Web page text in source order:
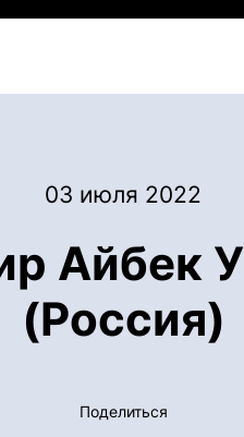
03 июля 2022
Айбек
(Россия)
Поделиться